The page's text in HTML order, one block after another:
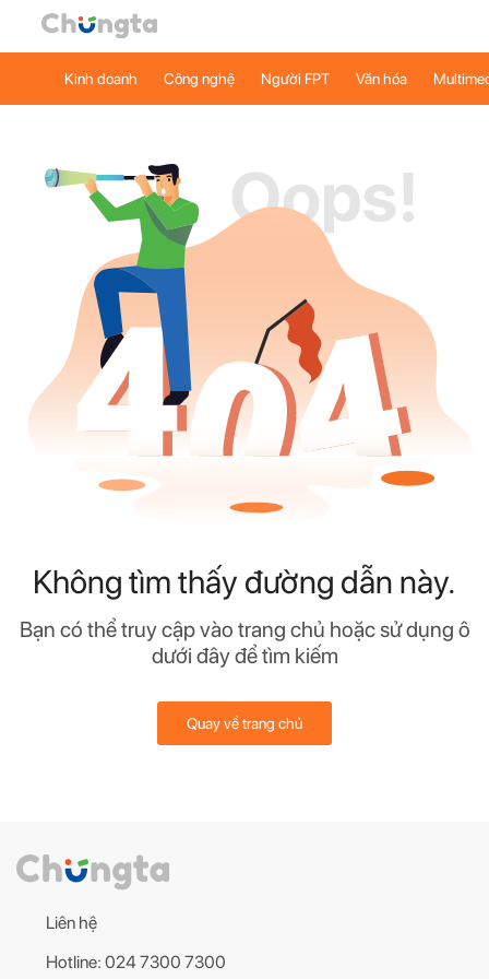
Kinh doanh Công nghệ Người FPT Văn hóa
Không tìm thấy đường dẫn này.
Bạn có thể truy cập vào trang chủ hoặc sử dụng ô
dưới đây để tìm kiếm
Quay về trang chủ
Liên hệ
Hotline: 024 7300 7300